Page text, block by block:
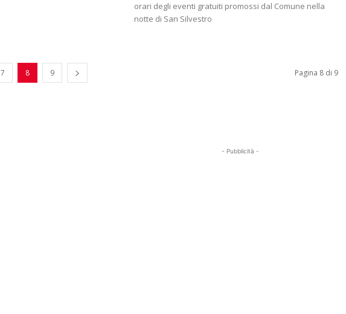
orari degli eventi gratuiti promossi dal Comune nella
notte di San Silvestro
7 8 9 Pagina 8 di 9
- Pubblicità -